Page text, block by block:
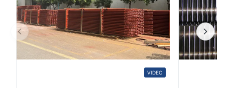
VIDEO